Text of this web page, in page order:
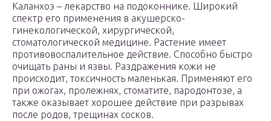
Каланхоэ – лекарство на подоконнике. Широкий
спектр его применения в акушерско-
гинекологической, хирургической,
стоматологической медицине. Растение имеет
противовоспалительное действие. Способно быстро
очищать раны и язвы. Раздражения кожи не
происходит, токсичность маленькая. Применяют его
при ожогах, пролежнях, стоматите, пародонтозе, а
также оказывает хорошее действие при разрывах
после родов, трещинах сосков.